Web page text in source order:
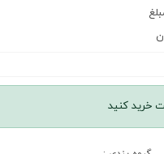
خرید کنید